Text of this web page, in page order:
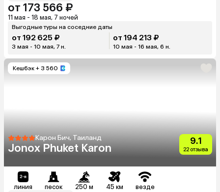
от 173 566 ₽
11 мая - 18 мая, 7 ночей
Выгодные туры на соседние даты
от 192 625 ₽
3 мая - 10 мая, 7 н.
от 194 213 ₽
10 мая - 16 мая, 6 н.
Кешбэк + 3 560
Карон Бич, Таиланд
Jonox Phuket Karon
9.1
22 отзыва
линия песок 250 м 45 км везде